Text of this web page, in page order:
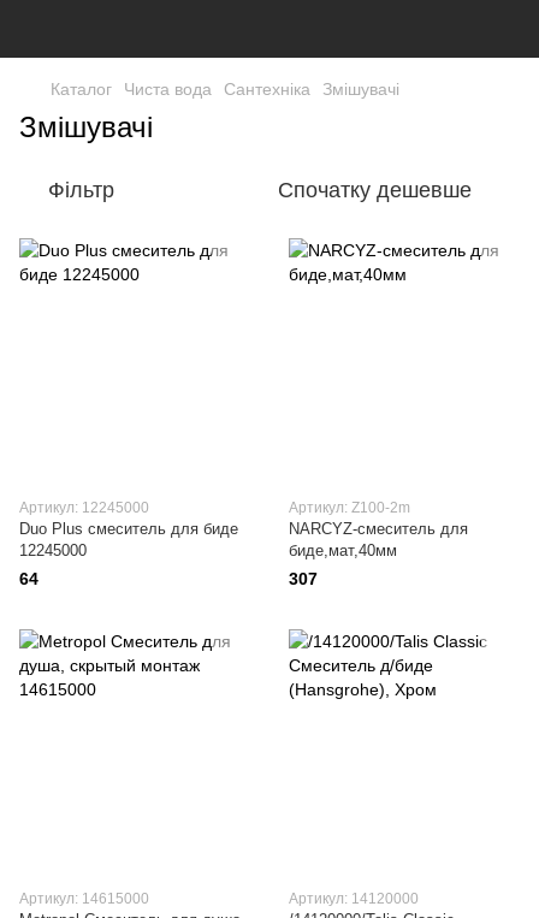
Каталог Чиста вода Сантехніка Змішувачі
Змішувачі
Фільтр Спочатку дешевше
Артикул: 12245000
Duo Plus смеситель для биде
12245000
64
Артикул: Z100-2m
NARCYZ-смеситель для
биде,мат,40мм
307
Артикул: 14615000 Артикул: 14120000